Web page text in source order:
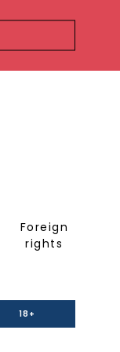
Foreign
rights
18+